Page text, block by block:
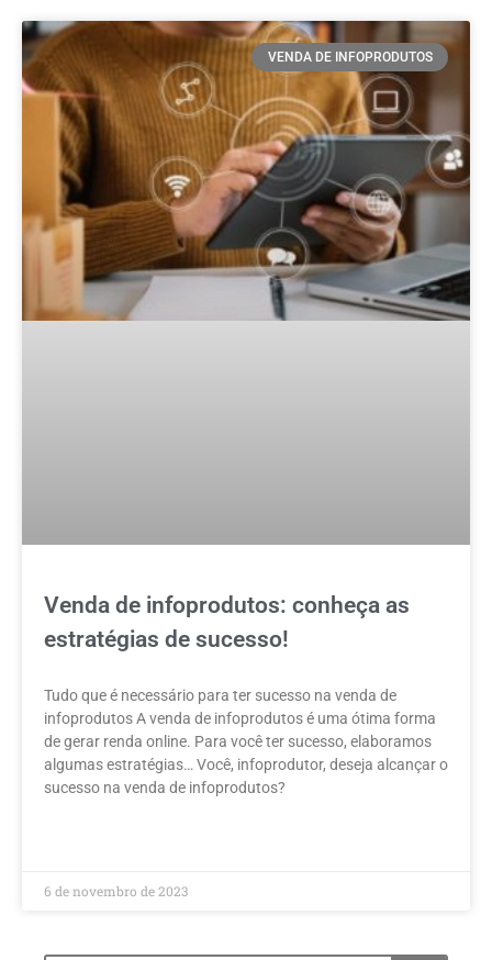
VENDA DE INFOPRODUTOS
Venda de infoprodutos: conheça as
estratégias de sucesso!
Tudo que é necessário para ter sucesso na venda de
infoprodutos A venda de infoprodutos é uma ótima forma
de gerar renda online. Para você ter sucesso, elaboramos
algumas estratégias… Você, infoprodutor, deseja alcançar o
sucesso na venda de infoprodutos?
6 de novembro de 2023